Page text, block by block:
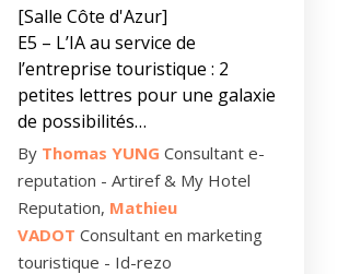
[Salle Côte d'Azur]
E5 – L’IA au service de
l’entreprise touristique : 2
petites lettres pour une galaxie
de possibilités…
By Thomas YUNG Consultant e-
reputation - Artiref & My Hotel
Reputation, Mathieu
VADOT Consultant en marketing
touristique - Id-rezo